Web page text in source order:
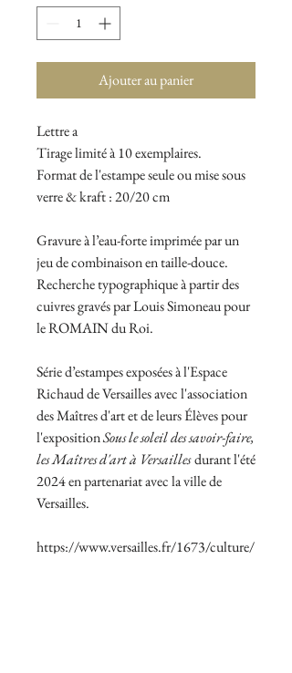
Ajouter au panier
Lettre a
Tirage limité à 10 exemplaires.
Format de l'estampe seule ou mise sous
verre & kraft : 20/20 cm
Gravure à l’eau-forte imprimée par un
jeu de combinaison en taille-douce.
Recherche typographique à partir des
cuivres gravés par Louis Simoneau pour
le ROMAIN du Roi.
Série d’estampes exposées à l'Espace
Richaud de Versailles avec l'association
des Maîtres d'art et de leurs Élèves pour
l'expositionSous le soleil des savoir-faire,
les Maîtres d'art à Versaillesdurant l'été
2024 en partenariat avec la ville de
Versailles.
https://www.versailles.fr/1673/culture/